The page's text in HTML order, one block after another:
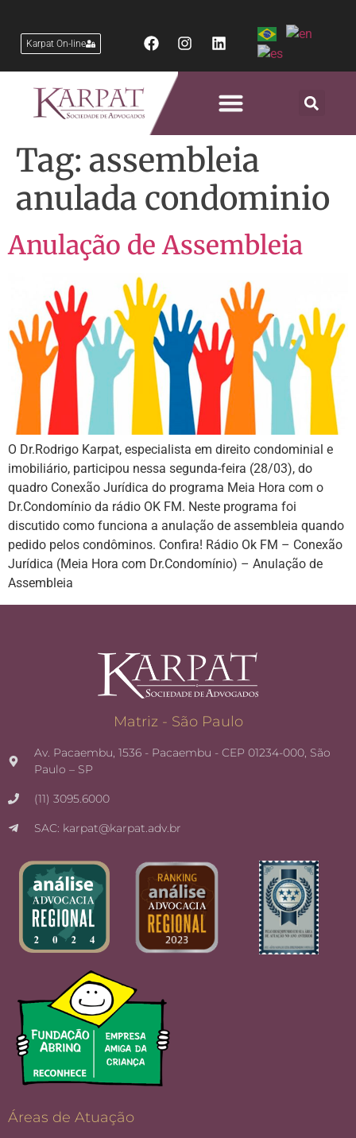
Karpat On-line
Tag: assembleia
anulada condominio
Anulação de Assembleia
O Dr.Rodrigo Karpat, especialista em direito condominial e
imobiliário, participou nessa segunda-feira (28/03), do
quadro Conexão Jurídica do programa Meia Hora com o
Dr.Condomínio da rádio OK FM. Neste programa foi
discutido como funciona a anulação de assembleia quando
pedido pelos condôminos. Confira! Rádio Ok FM – Conexão
Jurídica (Meia Hora com Dr.Condomínio) – Anulação de
Assembleia
Matriz - São Paulo
Av. Pacaembu, 1536 - Pacaembu - CEP 01234-000, São
Paulo – SP
(11) 3095.6000
SAC: karpat@karpat.adv.br
Áreas de Atuação